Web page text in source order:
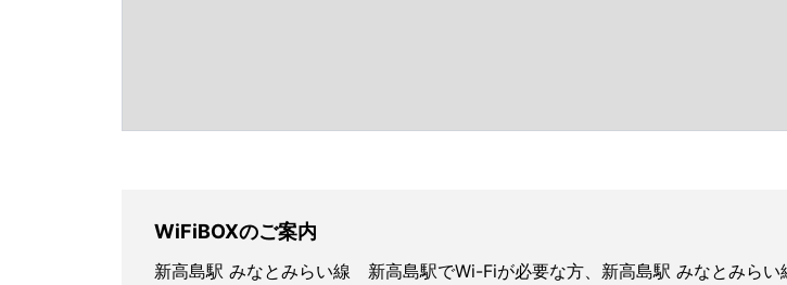
WiFiBOXのご案内
新高島駅 みなとみらい線 新高島駅でWi-Fiが必要な方、新高島駅 みなとみら